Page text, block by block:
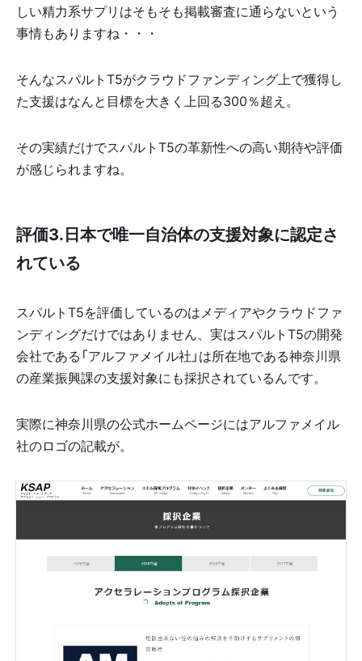
しい精力系サプリはそもそも掲載審査に通らないという
事情もありますね・・・
そんなスパルトT5がクラウドファンディング上で獲得し
た支援はなんと目標を大きく上回る300％超え。
その実績だけでスパルトT5の革新性への高い期待や評価
が感じられますね。
評価3.日本で唯一自治体の支援対象に認定さ
れている
スパルトT5を評価しているのはメディアやクラウドファ
ンディングだけではありません、実はスパルトT5の開発
会社である「アルファメイル社」は所在地である神奈川県
の産業振興課の支援対象にも採択されているんです。
実際に神奈川県の公式ホームページにはアルファメイル
社のロゴの記載が。